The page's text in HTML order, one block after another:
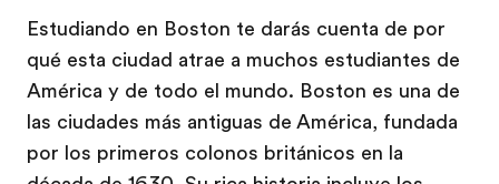
Estudiando en Boston te darás cuenta de por
qué esta ciudad atrae a muchos estudiantes de
América y de todo el mundo. Boston es una de
las ciudades más antiguas de América, fundada
por los primeros colonos británicos en la